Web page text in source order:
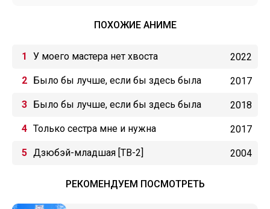
ПОХОЖИЕ АНИМЕ
У моего мастера нет хвоста 2022
Было бы лучше, если бы здесь была
только младшая сестра ONA
2017
Было бы лучше, если бы здесь была
только младшая сестра ONA: Спецвыпуски
2018
Только сестра мне и нужна 2017
Дзюбэй-младшая [ТВ-2] 2004
РЕКОМЕНДУЕМ ПОСМОТРЕТЬ